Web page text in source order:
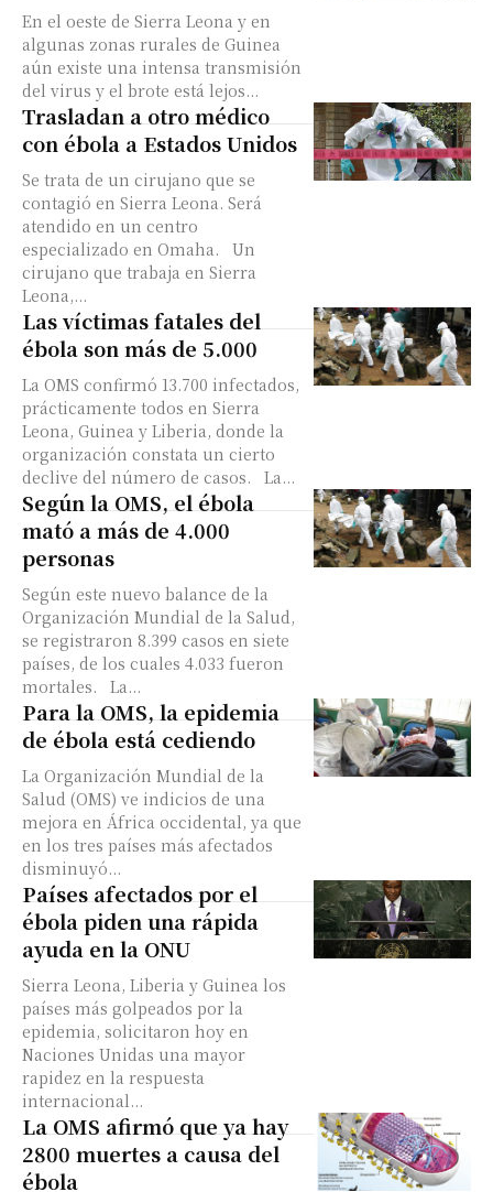
En el oeste de Sierra Leona y en
algunas zonas rurales de Guinea
aún existe una intensa transmisión
del virus y el brote está lejos...
Trasladan a otro médico
con ébola a Estados Unidos
Se trata de un cirujano que se
contagió en Sierra Leona. Será
atendido en un centro
especializado en Omaha. Un
cirujano que trabaja en Sierra
Leona,...
Las víctimas fatales del
ébola son más de 5.000
La OMS confirmó 13.700 infectados,
prácticamente todos en Sierra
Leona, Guinea y Liberia, donde la
organización constata un cierto
declive del número de casos. La...
Según la OMS, el ébola
mató a más de 4.000
personas
Según este nuevo balance de la
Organización Mundial de la Salud,
se registraron 8.399 casos en siete
países, de los cuales 4.033 fueron
mortales. La...
Para la OMS, la epidemia
de ébola está cediendo
La Organización Mundial de la
Salud (OMS) ve indicios de una
mejora en África occidental, ya que
en los tres países más afectados
disminuyó...
Países afectados por el
ébola piden una rápida
ayuda en la ONU
Sierra Leona, Liberia y Guinea los
países más golpeados por la
epidemia, solicitaron hoy en
Naciones Unidas una mayor
rapidez en la respuesta
internacional...
La OMS afirmó que ya hay
2800 muertes a causa del
ébola